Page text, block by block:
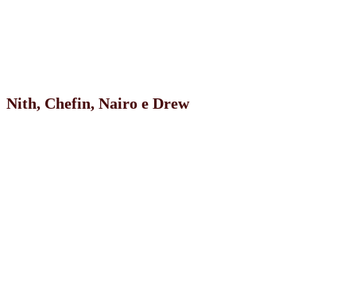
Nith, Chefin, Nairo e Drew